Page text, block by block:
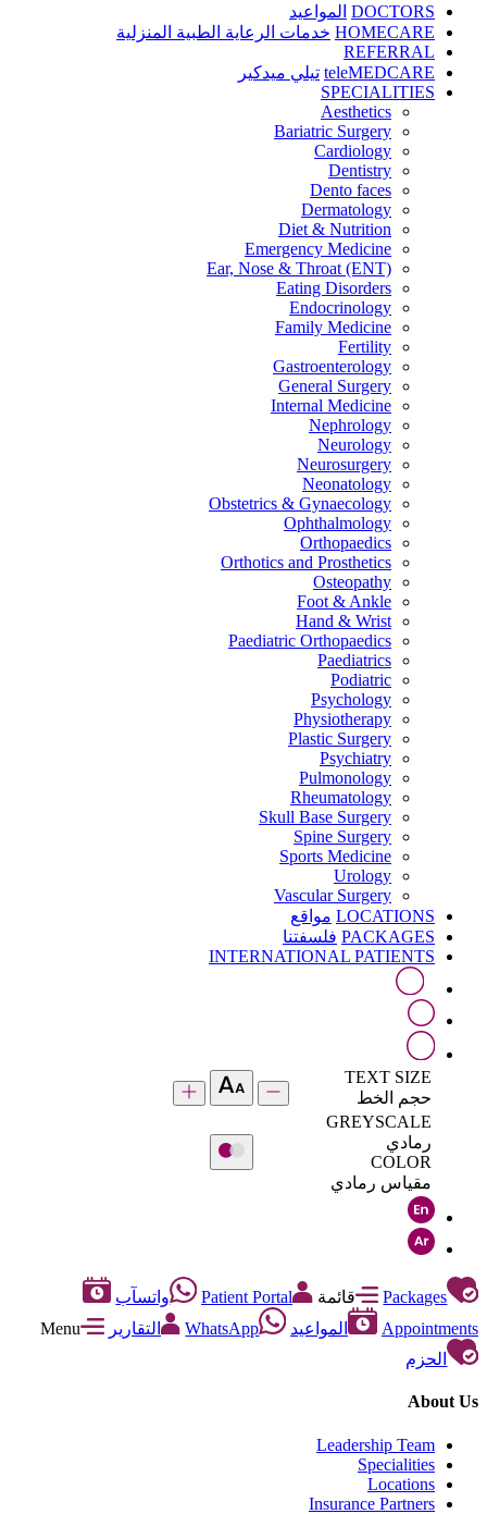
DOCTORS المواعيد
HOMECARE خدمات الرعاية الطبية المنزلية
REFERRAL
teleMEDCARE تيلي ميدكير
SPECIALITIES
Aesthetics
Bariatric Surgery
Cardiology
Dentistry
Dento faces
Dermatology
Diet & Nutrition
Emergency Medicine
Ear, Nose & Throat (ENT)
Eating Disorders
Endocrinology
Family Medicine
Fertility
Gastroenterology
General Surgery
Internal Medicine
Nephrology
Neurology
Neurosurgery
Neonatology
Obstetrics & Gynaecology
Ophthalmology
Orthopaedics
Orthotics and Prosthetics
Osteopathy
Foot & Ankle
Hand & Wrist
Paediatric Orthopaedics
Paediatrics
Podiatric
Psychology
Physiotherapy
Plastic Surgery
Psychiatry
Pulmonology
Rheumatology
Skull Base Surgery
Spine Surgery
Sports Medicine
Urology
Vascular Surgery
LOCATIONS مواقع
PACKAGES فلسفتنا
INTERNATIONAL PATIENTS
TEXT SIZE
حجم الخط
GREYSCALE
رمادي
COLOR
مقياس رمادي
Packages قائمة Patient Portal
واتسآب
Appointments
المواعيد WhatsApp التقارير
Menu
الحزم
About Us
Leadership Team
Specialities
Locations
Insurance Partners